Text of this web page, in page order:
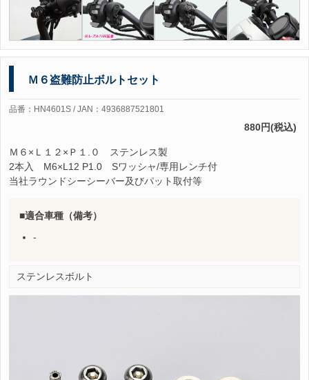
Ｍ６盗難防止ボルトセット
品番：HN4601S / JAN：4936887521801
880円(税込)
Ｍ６×Ｌ１２×Ｐ１.０ ステンレス製
2本入 M6×L12 P1.0 Sワッシャ/専用レンチ付
当社ラウンドシーシーバー及びパット取付等
適合車種（備考）
-
ステンレスボルト